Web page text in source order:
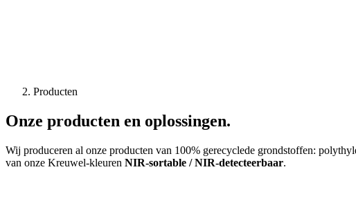
Producten
Onze producten en oplossingen.
Wij produceren al onze producten van 100% gerecyclede grondstoffen:
van onze Kreuwel-kleuren NIR-sortable / NIR-detecteerbaar.